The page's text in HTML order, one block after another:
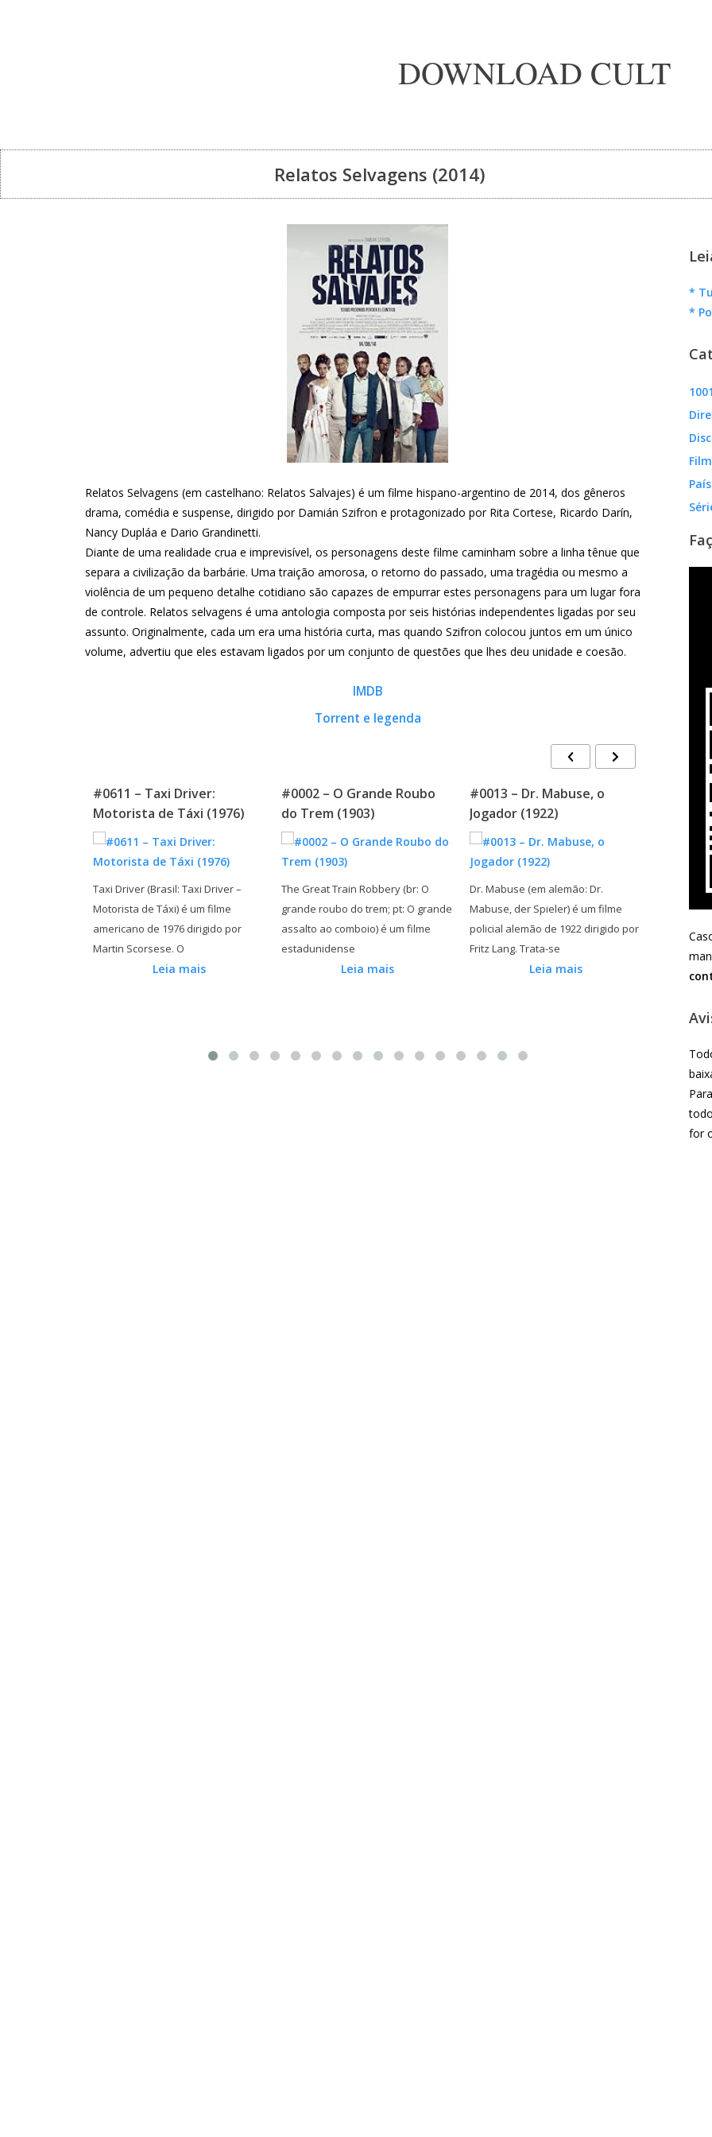
DOWNLOAD CULT
Relatos Selvagens (2014)
Relatos Selvagens (em castelhano: Relatos Salvajes) é um filme hispano-argentino de 2014, dos gêneros
drama, comédia e suspense, dirigido por Damián Szifron e protagonizado por Rita Cortese, Ricardo Darín,
Nancy Dupláa e Dario Grandinetti.
Diante de uma realidade crua e imprevisível, os personagens deste filme caminham sobre a linha tênue que
separa a civilização da barbárie. Uma traição amorosa, o retorno do passado, uma tragédia ou mesmo a
violência de um pequeno detalhe cotidiano são capazes de empurrar estes personagens para um lugar fora
de controle. Relatos selvagens é uma antologia composta por seis histórias independentes ligadas por seu
assunto. Originalmente, cada um era uma história curta, mas quando Szifron colocou juntos em um único
volume, advertiu que eles estavam ligados por um conjunto de questões que lhes deu unidade e coesão.
IMDB
Torrent e legenda
#0002 – O Grande Roubo
do Trem (1903)
The Great Train Robbery (br: O
grande roubo do trem; pt: O grande
assalto ao comboio) é um filme
estadunidense
Leia mais
#0013 – Dr. Mabuse, o
Jogador (1922)
Dr. Mabuse (em alemão: Dr.
Mabuse, der Spieler) é um filme
policial alemão de 1922 dirigido por
Fritz Lang. Trata-se
Leia mais
#0136 – As Vinhas da Ira
(1940)
As Vinhas da Ira (em inglês: The
Grapes of Wrath) é uma produção
cinematográfica estadunidense de
1940, do gênero drama,
Leia mais
Tramas
curta
dirigido
*
*
for